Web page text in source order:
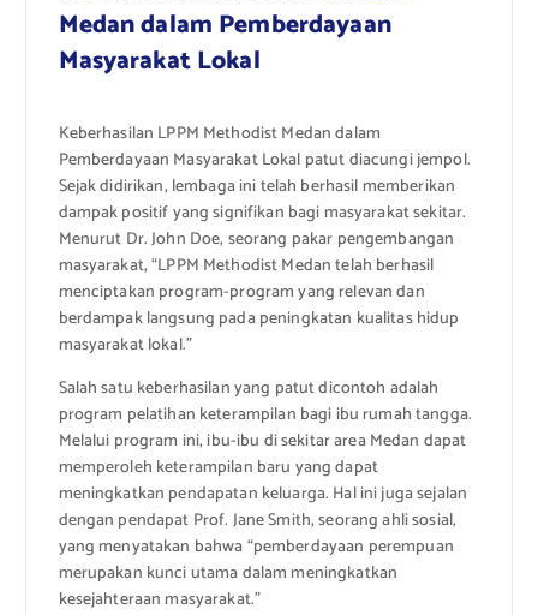
Medan dalam Pemberdayaan
Masyarakat Lokal
Keberhasilan LPPM Methodist Medan dalam
Pemberdayaan Masyarakat Lokal patut diacungi jempol.
Sejak didirikan, lembaga ini telah berhasil memberikan
dampak positif yang signifikan bagi masyarakat sekitar.
Menurut Dr. John Doe, seorang pakar pengembangan
masyarakat, “LPPM Methodist Medan telah berhasil
menciptakan program-program yang relevan dan
berdampak langsung pada peningkatan kualitas hidup
masyarakat lokal.”
Salah satu keberhasilan yang patut dicontoh adalah
program pelatihan keterampilan bagi ibu rumah tangga.
Melalui program ini, ibu-ibu di sekitar area Medan dapat
memperoleh keterampilan baru yang dapat
meningkatkan pendapatan keluarga. Hal ini juga sejalan
dengan pendapat Prof. Jane Smith, seorang ahli sosial,
yang menyatakan bahwa “pemberdayaan perempuan
merupakan kunci utama dalam meningkatkan
kesejahteraan masyarakat.”